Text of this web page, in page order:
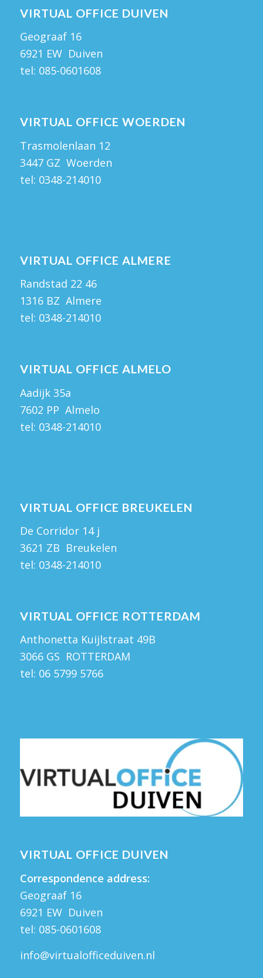
VIRTUAL OFFICE DUIVEN
Geograaf 16
6921 EW Duiven
tel: 085-0601608
VIRTUAL OFFICE WOERDEN
Trasmolenlaan 12
3447 GZ Woerden
tel: 0348-214010
VIRTUAL OFFICE ALMERE
Randstad 22 46
1316 BZ Almere
tel: 0348-214010
VIRTUAL OFFICE ALMELO
Aadijk 35a
7602 PP Almelo
tel: 0348-214010
VIRTUAL OFFICE BREUKELEN
De Corridor 14 j
3621 ZB Breukelen
tel: 0348-214010
VIRTUAL OFFICE ROTTERDAM
Anthonetta Kuijlstraat 49B
3066 GS ROTTERDAM
tel: 06 5799 5766
VIRTUAL OFFICE DUIVEN
Correspondence address:
Geograaf 16
6921 EW Duiven
tel: 085-0601608
info@virtualofficeduiven.nl